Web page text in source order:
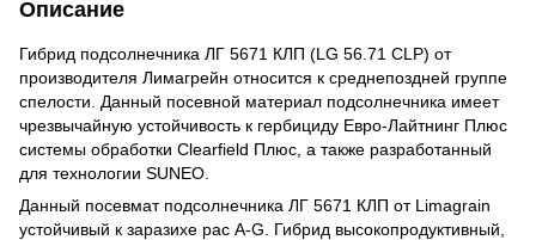
Описание
Гибрид подсолнечника ЛГ 5671 КЛП (LG 56.71 CLP) от
производителя Лимагрейн относится к среднепоздней группе
спелости. Данный посевной материал подсолнечника имеет
чрезвычайную устойчивость к гербициду Евро-Лайтнинг Плюс
системы обработки Clearfield Плюс, а также разработанный
для технологии SUNEO.
Данный посевмат подсолнечника ЛГ 5671 КЛП от Limagrain
устойчивый к заразихе рас А-G. Гибрид высокопродуктивный,